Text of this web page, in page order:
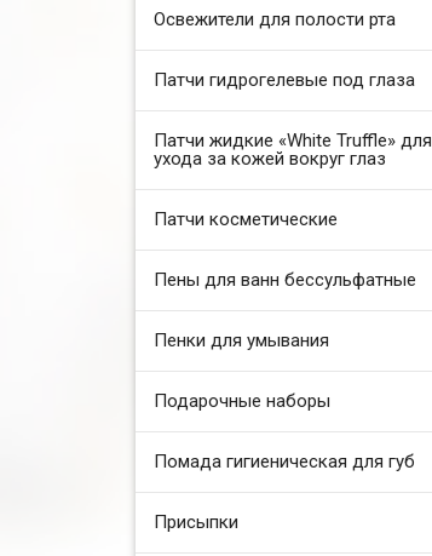
Освежители для полости рта
Патчи гидрогелевые под глаза
Патчи жидкие «White Truffle» для
ухода за кожей вокруг глаз
Патчи косметические
Пены для ванн бессульфатные
Пенки для умывания
Подарочные наборы
Помада гигиеническая для губ
Присыпки